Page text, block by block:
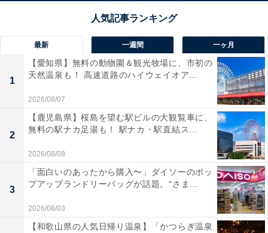
最新 一週間 一ヶ月
1
【愛知県】無料の動物園＆観光牧場に、市初の
天然温泉も！ 高速道路のハイウェイオア...
2026/08/07
2
【鹿児島県】桜島を望む駅ビルの大観覧車に、
無料の駅ナカ足湯も！ 駅ナカ・駅直結ス...
2026/08/08
3
「面白いのあったから購入〜」ダイソーのポッ
プアップランドリーバッグが話題。“さま...
2026/08/03
【和歌山県の人気日帰り温泉】「かつらぎ温泉